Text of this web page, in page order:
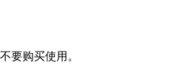
要购买使用。